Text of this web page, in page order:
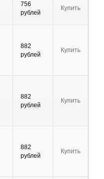
756
рублей
Купить
882
рублей
Купить
882
рублей
Купить
882
рублей
Купить